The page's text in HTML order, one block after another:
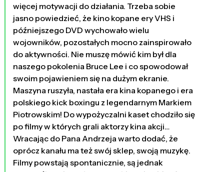
więcej motywacji do działania. Trzeba sobie
jasno powiedzieć, że kino kopane ery VHS i
późniejszego DVD wychowało wielu
wojowników, pozostałych mocno zainspirowało
do aktywności. Nie muszę mówić kim był dla
naszego pokolenia Bruce Lee i co spowodował
swoim pojawieniem się na dużym ekranie.
Maszyna ruszyła, nastała era kina kopanego i era
polskiego kick boxingu z legendarnym Markiem
Piotrowskim! Do wypożyczalni kaset chodziło się
po filmy w których grali aktorzy kina akcji…
Wracając do Pana Andrzeja warto dodać, że
oprócz kanału ma też swój sklep, swoją muzykę.
Filmy powstają spontanicznie, są jednak